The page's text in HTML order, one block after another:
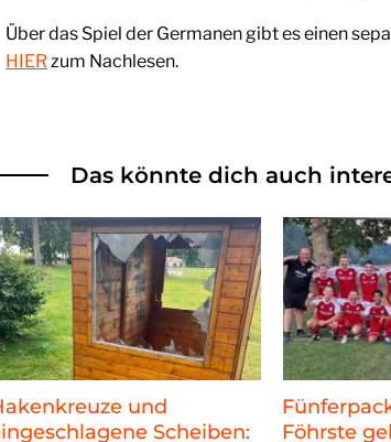
Über das Spiel der Germanen gibt es einen
HIERzum Nachlesen.
Das könnte dich auch
und
Scheiben:
Föhrste